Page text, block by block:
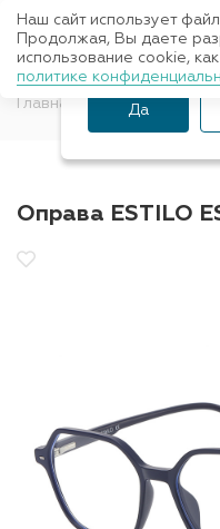
Главная Оправы для
Оправа ESTILO
Ваш город
Петербург?
Да
Наш сайт использует
Продолжая, Вы даете
использование cookie,
политике